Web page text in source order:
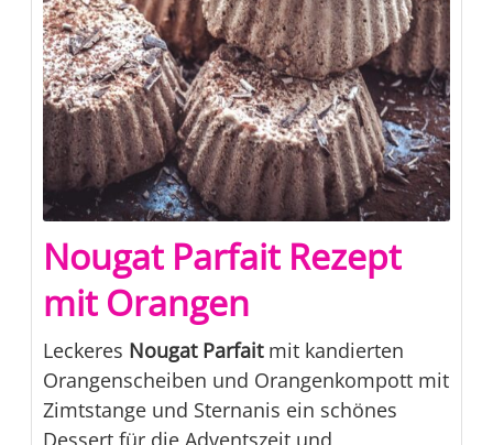
Nougat Parfait Rezept
mit Orangen
Leckeres Nougat Parfait mit kandierten
Orangenscheiben und Orangenkompott mit
Zimtstange und Sternanis ein schönes
Dessert für die Adventszeit und